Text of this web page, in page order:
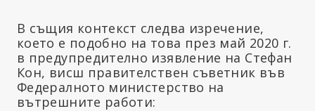
В същия контекст следва изречение,
което е подобно на това през май 2020 г.
в предупредително изявление на Стефан
Кон, висш правителствен съветник във
Федералното министерство на
вътрешните работи: